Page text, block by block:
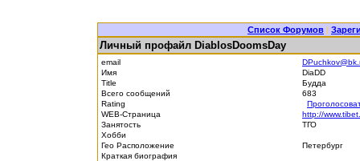
Список Форумов |
Личный профайл DiablosDoomsDay
email
Имя
DiaDD
Title
Будда
Всего сообщений
683
Rating
WEB-Страница
http://
Занятость
ТГО
Хобби
Гео Расположение
Петербург
Краткая биография